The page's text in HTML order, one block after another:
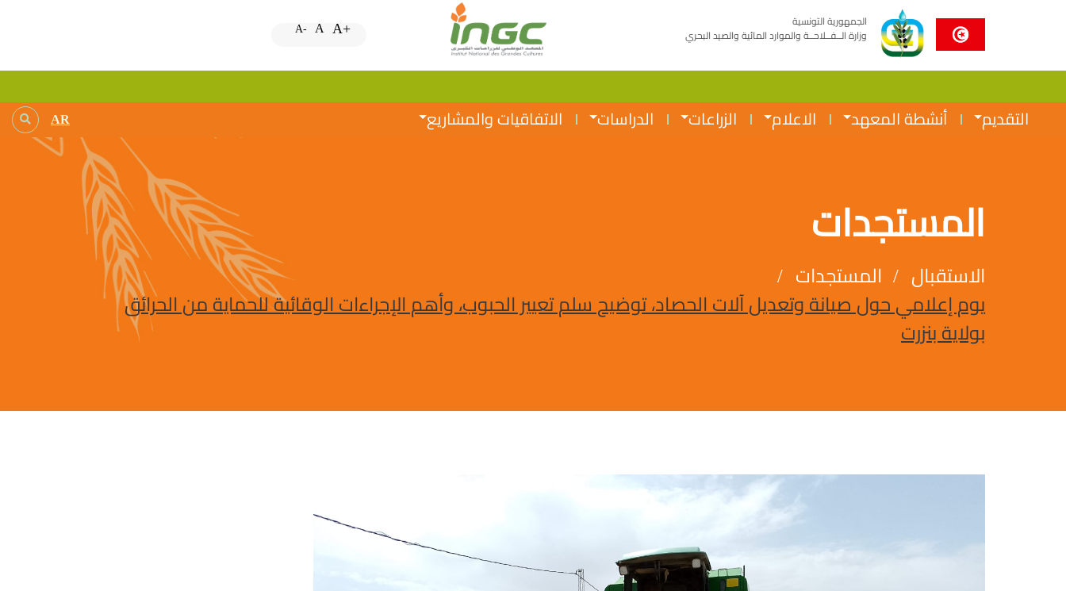
الجمهورية التونسية
وزارة الــفــلاحــة والموارد المائية والصيد البحري
A- A A+
التقديم أنشطة المعهد الاعلام الزراعات الدراسات الاتفاقيات والمشاريع AR
المستجدات
الاستقبال
المستجدات
يوم إعلامي حول صيانة وتعديل آلات الحصاد، توضيح سلم تعيير الحبوب، وأهم الإجراءات الوقائية للحماية من الحرائق
بولاية بنزرت